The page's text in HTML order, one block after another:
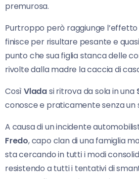
premurosa.
Purtroppo però raggiunge
finisce per risultare pesante e
punto che sua figlia stanca delle
rivolte dalla madre la caccia di
CosìVladasi ritrova da sola in una
conosce e praticamente senza un
A causa di un incidente
Fredo, capo clan di una famiglia
sta cercando in tutti i modi
resistendo a tutti i tentativi di